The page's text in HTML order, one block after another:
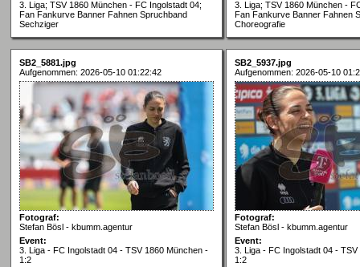
3. Liga; TSV 1860 München - FC Ingolstadt 04;
Fan Fankurve Banner Fahnen Spruchband
Sechziger
3. Liga; TSV 1860 München -
Fan Fankurve Banner Fahnen
Choreografie
SB2_5881.jpg
Aufgenommen: 2026-05-10 01:22:42
Fotograf:
Stefan Bösl - kbumm.agentur
Event:
3. Liga - FC Ingolstadt 04 - TSV 1860 München -
1:2
SB2_5937.jpg
Aufgenommen: 2026-05-10
Fotograf:
Stefan Bösl - kbumm.agentur
Event:
3. Liga - FC Ingolstadt 04 -
1:2